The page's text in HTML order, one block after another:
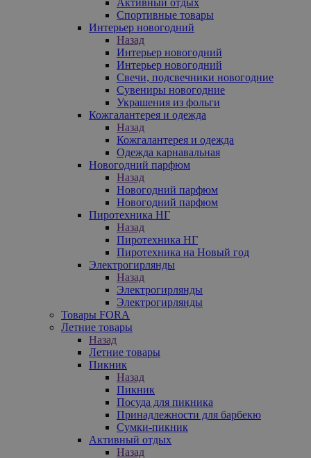
Спортивные товары
Интерьер новогодний
Назад
Интерьер новогодний
Интерьер новогодний
Свечи, подсвечники новогодние
Сувениры новогодние
Украшения из фольги
Кожгалантерея и одежда
Назад
Кожгалантерея и одежда
Одежда карнавальная
Новогодний парфюм
Назад
Новогодний парфюм
Новогодний парфюм
Пиротехника НГ
Назад
Пиротехника НГ
Пиротехника на Новый год
Электрогирлянды
Назад
Электрогирлянды
Электрогирлянды
Товары FORA
Летние товары
Назад
Летние товары
Пикник
Назад
Пикник
Посуда для пикника
Принадлежности для барбекю
Сумки-пикник
Активный отдых
Назад